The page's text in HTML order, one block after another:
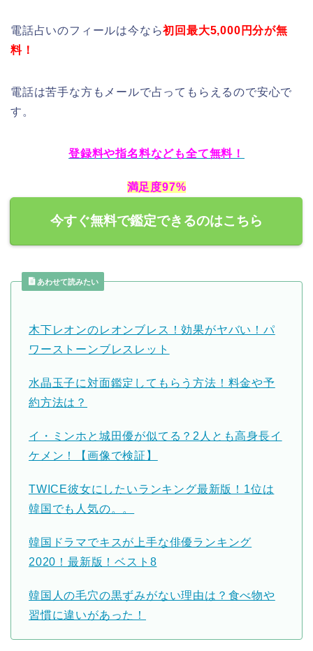
電話占いのフィールは今なら初回最大5,000円分が無
料！
電話は苦手な方もメールで占ってもらえるので安心で
す。
登録料や指名料なども全て無料！
満足度97%
今すぐ無料で鑑定できるのはこちら
あわせて読みたい
木下レオンのレオンブレス！効果がヤバい！パ
ワーストーンブレスレット
水晶玉子に対面鑑定してもらう方法！料金や予
約方法は？
イ・ミンホと城田優が似てる？2人とも高身長イ
ケメン！【画像で検証】
TWICE彼女にしたいランキング最新版！1位は
韓国でも人気の。。
韓国ドラマでキスが上手な俳優ランキング
2020！最新版！ベスト8
韓国人の毛穴の黒ずみがない理由は？食べ物や
習慣に違いがあった！